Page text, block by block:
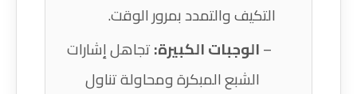
التكيف والتمدد بمرور الوقت.
الوجبات الكبيرة:تجاهل إشارات
الشبع المبكرة ومحاولة تناول